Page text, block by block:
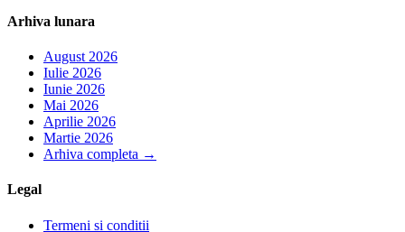
Arhiva lunara
August 2026
Iulie 2026
Iunie 2026
Mai 2026
Aprilie 2026
Martie 2026
Arhiva completa →
Legal
Termeni si conditii